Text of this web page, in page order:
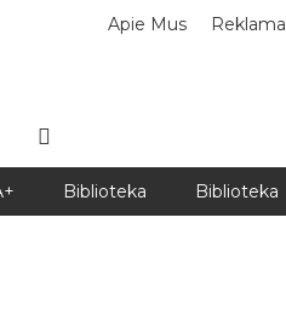
Apie Mus Reklama
Biblioteka Biblioteka